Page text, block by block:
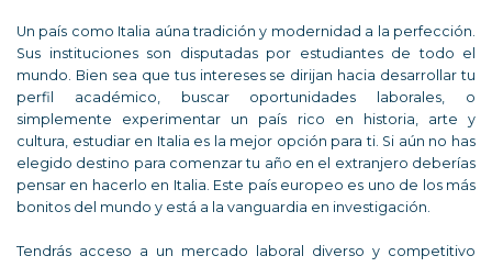
Un país como Italia aúna tradición y modernidad a la perfección.
Sus instituciones son disputadas por estudiantes de todo el
mundo. Bien sea que tus intereses se dirijan hacia desarrollar tu
perfil académico, buscar oportunidades laborales, o
simplemente experimentar un país rico en historia, arte y
cultura, estudiar en Italia es la mejor opción para ti. Si aún no has
elegido destino para comenzar tu año en el extranjero deberías
pensar en hacerlo en Italia. Este país europeo es uno de los más
bonitos del mundo y está a la vanguardia en investigación.
Tendrás acceso a un mercado laboral diverso y competitivo